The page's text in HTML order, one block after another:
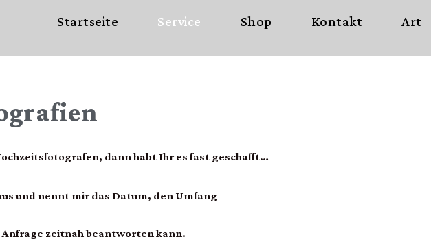
Startseite Service Shop Kontakt Art
dann habt Ihr es fast geschafft…
und nennt mir das Datum, den Umfang
zeitnah beantworten kann.